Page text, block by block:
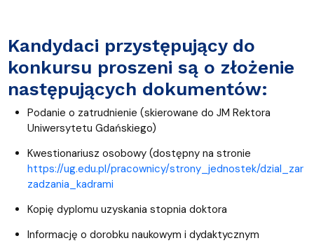
Kandydaci przystępujący do
konkursu proszeni są o złożenie
następujących dokumentów:
Podanie o zatrudnienie (skierowane do JM Rektora
Uniwersytetu Gdańskiego)
Kwestionariusz osobowy (dostępny na stronie
https://ug.edu.pl/pracownicy/strony_jednostek/dzial_zar
zadzania_kadrami
Kopię dyplomu uzyskania stopnia doktora
Informację o dorobku naukowym i dydaktycznym